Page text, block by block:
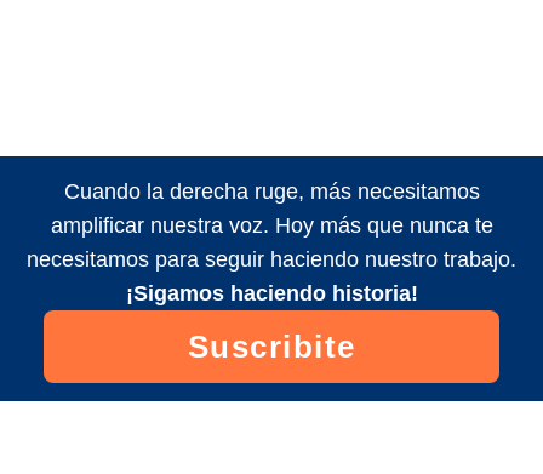
Cuando la derecha ruge, más necesitamos
amplificar nuestra voz. Hoy más que nunca te
necesitamos para seguir haciendo nuestro trabajo.
¡Sigamos haciendo historia!
Suscribite